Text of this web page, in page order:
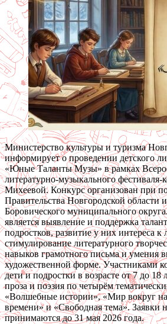
Министерство культуры и туризма
информирует о проведении детского
«Юные Таланты Музы» в рамках
литературно-музыкального
Михеевой. Конкурс организован при
Правительства Новгородской области
Боровического муниципального
является выявление и поддержка
подростков, развитие у них интереса к
стимулирование литературного
навыков грамотного письма и умения
художественной форме. Участниками
дети и подростки в возрасте от 7 до 18
проза и поэзия по четырём
«Волшебные истории», «Мир вокруг
времени» и «Свободная тема». Заявки
принимаются до 31 мая 2026 года.